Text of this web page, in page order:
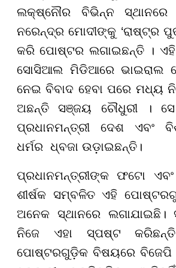
ଲକ୍ଷ୍ନୌର ବିଭିନ୍ନ ସ୍ଥାନରେ
ନରେନ୍ଦ୍ର ମୋଦୀଙ୍କୁ ‘ରାଷ୍ଟ୍ର
କରି ପୋଷ୍ଟର ଲଗାଇଛନ୍ତି ।
ସୋସିଆଲ ମିଡିଆରେ ଭାଇରାଲ
ନେଇ ବିବାଦ ହେବା ପରେ ମଧ୍ୟ
ଅଛନ୍ତି ସଞ୍ଜୟ ଚୌଧୁରୀ ।
ପ୍ରଧାନମନ୍ତ୍ରୀ ଦେଶ ଏବଂ
ଧର୍ମର ଧ୍ବଜା ଉଡ଼ାଇଛନ୍ତି।
ପ୍ରଧାନମନ୍ତ୍ରୀଙ୍କ ଫଟୋ
ଶୀର୍ଷକ ସମ୍ବଳିତ ଏହି
ଅନେକ ସ୍ଥାନରେ ଲଗାଯାଇଛି।
ନିଜେ ଏହା ସ୍ପଷ୍ଟ
ପୋଷ୍ଟରଗୁଡ଼ିକ ବିଷୟରେ